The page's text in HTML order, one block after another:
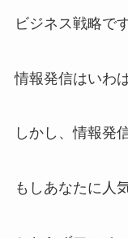
ビジネス戦略です
情報発信はいわ
しかし、情報発
もしあなたに人